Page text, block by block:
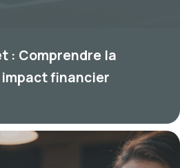
: Comprendre la
financier